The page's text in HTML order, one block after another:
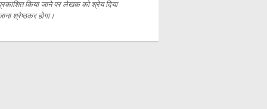
किया जाने पर लेखक को श्रेय दिया
श्रेष्ठकर होगा।